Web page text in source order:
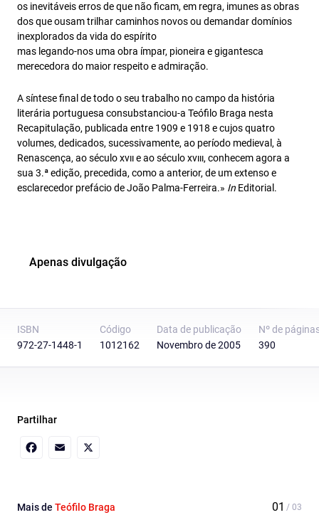
os inevitáveis erros de que não ficam, em regra, imunes as obras
dos que ousam trilhar caminhos novos ou demandar domínios
inexplorados da vida do espírito
mas legando-nos uma obra ímpar, pioneira e gigantesca
merecedora do maior respeito e admiração.
A síntese final de todo o seu trabalho no campo da história
literária portuguesa consubstanciou-a Teófilo Braga nesta
Recapitulação, publicada entre 1909 e 1918 e cujos quatro
volumes, dedicados, sucessivamente, ao período medieval, à
Renascença, ao século xvıı e ao século xvııı, conhecem agora a
sua 3.ª edição, precedida, como a anterior, de um extenso e
esclarecedor prefácio de João Palma-Ferreira.» In Editorial.
Apenas divulgação
ISBN
972-27-1448-1
Código
1012162
Data de publicação
Novembro de 2005
Nº de
390
Partilhar
Mais de Teófilo Braga